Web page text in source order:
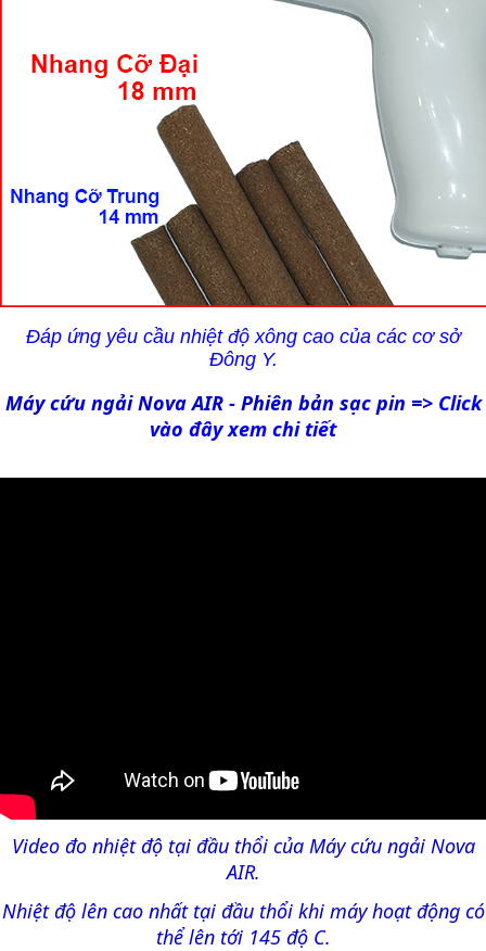
Đáp ứng yêu cầu nhiệt độ xông cao của các cơ sở
Đông Y.
Máy cứu ngải Nova AIR - Phiên bản sạc pin => Click
vào đây xem chi tiết
Video đo nhiệt độ tại đầu thổi của Máy cứu ngải Nova
AIR.
Nhiệt độ lên cao nhất tại đầu thổi khi máy hoạt động có
thể lên tới 145 độ C.